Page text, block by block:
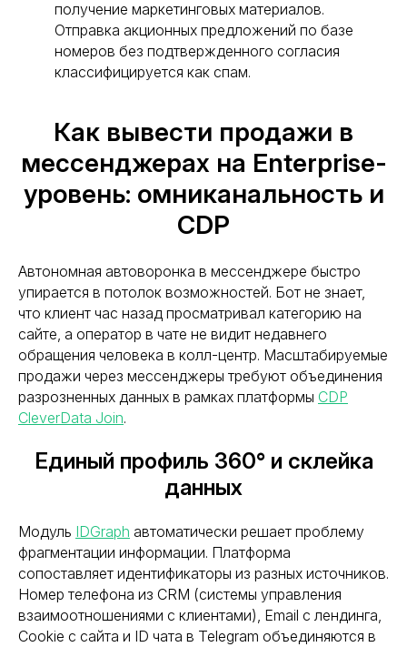
получение маркетинговых материалов.
Отправка акционных предложений по базе
номеров без подтвержденного согласия
классифицируется как спам.
Как вывести продажи в
мессенджерах на Enterprise-
уровень: омниканальность и
CDP
Автономная автоворонка в мессенджере быстро
упирается в потолок возможностей. Бот не знает,
что клиент час назад просматривал категорию на
сайте, а оператор в чате не видит недавнего
обращения человека в колл-центр. Масштабируемые
продажи через мессенджеры требуют объединения
разрозненных данных в рамках платформы CDP
CleverData Join.
Единый профиль 360° и склейка
данных
Модуль IDGraph автоматически решает проблему
фрагментации информации. Платформа
сопоставляет идентификаторы из разных источников.
Номер телефона из CRM (системы управления
взаимоотношениями с клиентами), Email с лендинга,
Cookie с сайта и ID чата в Telegram объединяются в
Хотите усилить ваш
маркетинг?